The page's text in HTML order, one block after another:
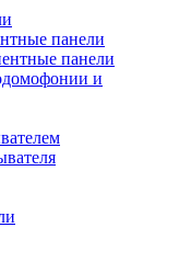
панели
панели
и